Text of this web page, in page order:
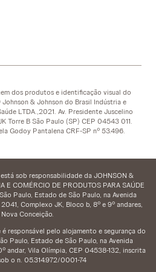
dos produtos e identificação visual do
& Johnson do Brasil Indústria e
LTDA.,2021. Av. Presidente Juscelino
Torre B São Paulo (SP) CEP 04543 011.
Godoy Pantalena CRF-SP nº 53.496.
sob responsabilidade da JOHNSON &
E COMÉRCIO DE PRODUTOS PARA SAÚDE
Paulo, Estado de São Paulo, na Avenida
Complexo JK, Bloco b, 8º e 9º andares,
Conceição.
responsável pelo alojamento e segurança do
Paulo, Estado de São Paulo, na Avenida
andar, Vila Olímpia, CEP 04538-132, inscrita
o n. 05.314.972/0001-74